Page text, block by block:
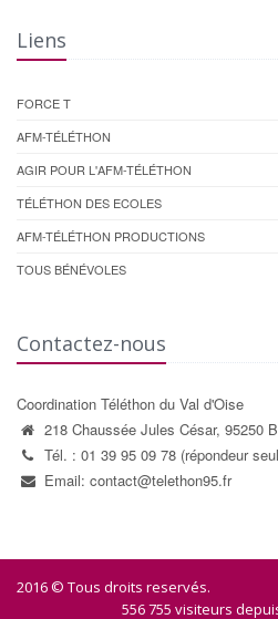
Liens
FORCE T
AFM-TÉLÉTHON
AGIR POUR L'AFM-TÉLÉTHON
TÉLÉTHON DES ECOLES
AFM-TÉLÉTHON PRODUCTIONS
TOUS BÉNÉVOLES
Contactez-nous
Coordination Téléthon du Val d'Oise
218 Chaussée Jules César, 95250
Tél. : 01 39 95 09 78 (répondeur
Email: contact@telethon95.fr
2016 © Tous droits reservés.
556 755 visiteurs